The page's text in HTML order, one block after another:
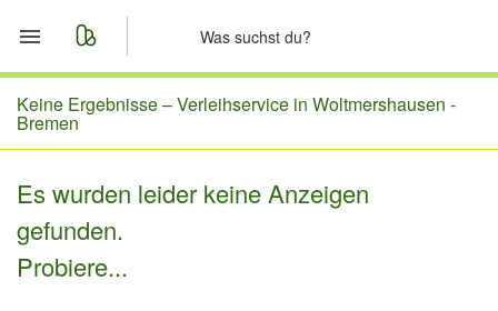
Start
Merkliste
Nachrichten
Anzeige aufgeben
Keine Ergebnisse –Verleihservice in Woltmershausen -
Bremen
Es wurden leider keine Anzeigen
gefunden.
Probiere...